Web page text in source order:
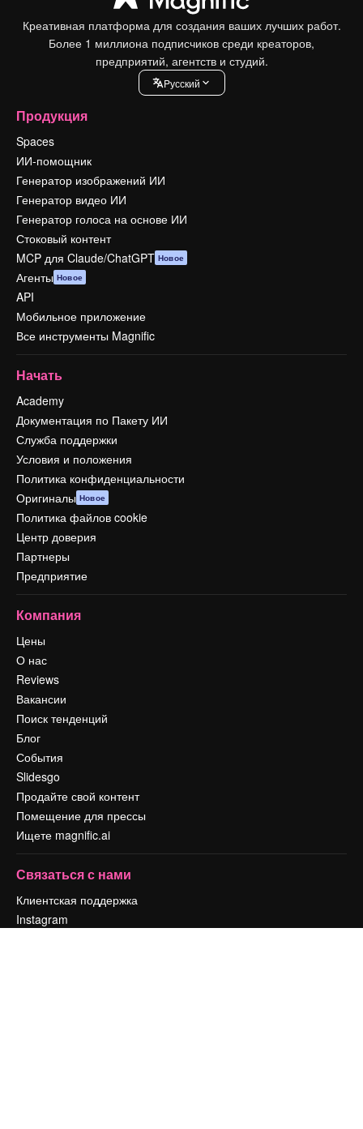
Креативная платформа для создания ваших лучших работ.
Более 1 миллиона подписчиков среди креаторов,
предприятий, агентств и студий.
Pусский
Продукция
Spaces
ИИ-помощник
Генератор изображений ИИ
Генератор видео ИИ
Генератор голоса на основе ИИ
Стоковый контент
MCP для Claude/ChatGPT Новое
Агенты Новое
API
Мобильное приложение
Все инструменты Magnific
Начать
Academy
Документация по Пакету ИИ
Служба поддержки
Условия и положения
Политика конфиденциальности
Оригиналы Новое
Политика файлов cookie
Центр доверия
Партнеры
Предприятие
Компания
Цены
О нас
Reviews
Вакансии
Поиск тенденций
Блог
События
Slidesgo
Продайте свой контент
Помещение для прессы
Ищете magnific.ai
Связаться с нами
Клиентская поддержка
Instagram